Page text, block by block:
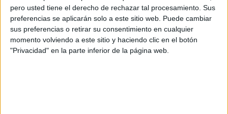
pero usted tiene el derecho de rechazar tal procesamiento. Sus
preferencias se aplicarán solo a este sitio web. Puede cambiar
sus preferencias o retirar su consentimiento en cualquier
momento volviendo a este sitio y haciendo clic en el botón
"Privacidad" en la parte inferior de la página web.
Amistoso Femenino
03:00
Auckland FC Women
Claro Sports Clarosports.com
Claro Sports YouTube